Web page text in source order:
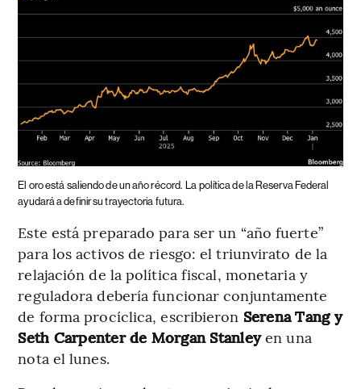
El oro está saliendo de un año récord. La política de la Reserva Federal
ayudará a definir su trayectoria futura.
Este está preparado para ser un “año fuerte”
para los activos de riesgo: el triunvirato de la
relajación de la política fiscal, monetaria y
reguladora debería funcionar conjuntamente
de forma procíclica, escribieron Serena Tang y
Seth Carpenter de Morgan Stanleyen una
nota el lunes.